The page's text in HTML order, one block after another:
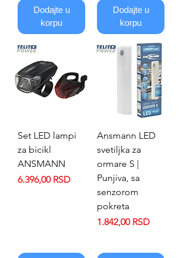
Dodajte u
korpu
Dodajte u
korpu
Set LED lampi
za bicikl
ANSMANN
Price
6.396,00 RSD
Ansmann LED
svetiljka za
ormare S |
Punjiva, sa
senzorom
pokreta
Price
1.842,00 RSD